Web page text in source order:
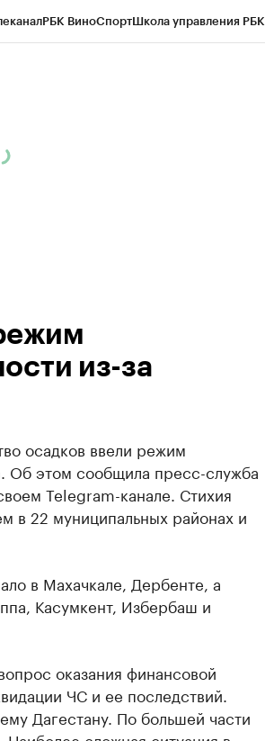
РБК ВиноСпортШкола управления РБК
из-за
осадков ввели режим
Об этом сообщила пресс-служба
Telegram-канале. Стихия
в 22 муниципальных районах и
в Махачкале, Дербенте, а
Касумкент, Избербаш и
оказания финансовой
ЧС и ее последствий.
Дагестану. По большей части